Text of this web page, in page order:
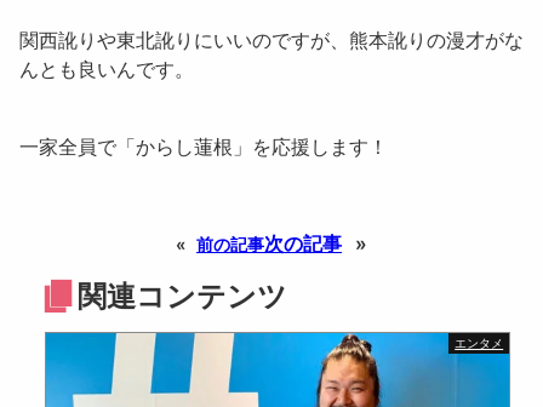
関西訛りや東北訛りにいいのですが、熊本訛りの漫才がな
んとも良いんです。
一家全員で「からし蓮根 」を応援します！
« 前の記事次の記事 »
関連コンテンツ
エンタメ